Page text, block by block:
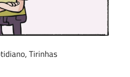
,Tirinhas